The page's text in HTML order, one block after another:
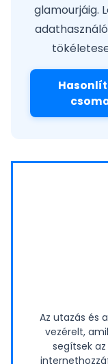
glamourjáig.
Az utazás és
vezérelt,
segítsek